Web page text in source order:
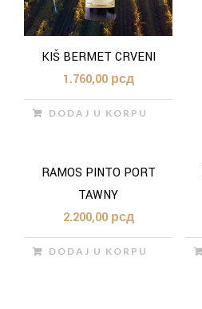
KIŠ BERMET CRVENI
1.760,00 рсд
DODAJ U KORPU
RAMOS PINTO PORT
TAWNY
2.200,00 рсд
DODAJ U KORPU